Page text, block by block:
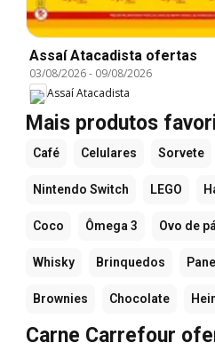
Assaí Atacadista ofertas
03/08/2026- 09/08/2026
Assaí Atacadista
Mais produtos
Café Celulares Sorvete
Nintendo Switch LEGO
Coco Ômega 3 Ovo de
Whisky Brinquedos
Brownies Chocolate
Carne Carrefour